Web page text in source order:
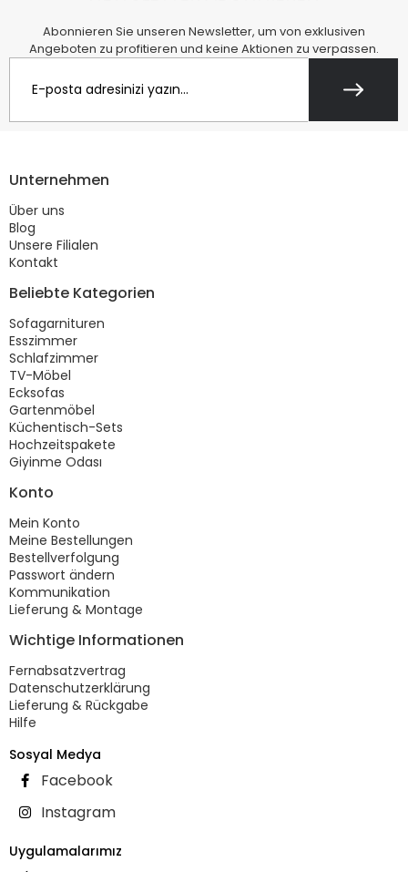
Abonnieren Sie unseren Newsletter, um von exklusiven
Angeboten zu profitieren und keine Aktionen zu verpassen.
Unternehmen
Über uns
Blog
Unsere Filialen
Kontakt
Beliebte Kategorien
Sofagarnituren
Esszimmer
Schlafzimmer
TV-Möbel
Ecksofas
Gartenmöbel
Küchentisch-Sets
Hochzeitspakete
Giyinme Odası
Konto
Mein Konto
Meine Bestellungen
Bestellverfolgung
Passwort ändern
Kommunikation
Lieferung & Montage
Wichtige Informationen
Fernabsatzvertrag
Datenschutzerklärung
Lieferung & Rückgabe
Hilfe
Sosyal Medya
Facebook
Instagram
Uygulamalarımız